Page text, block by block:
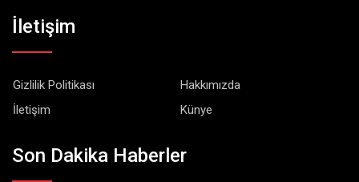
İletişim
Gizlilik Politikası
Hakkımızda
İletişim
Künye
Son Dakika Haberler